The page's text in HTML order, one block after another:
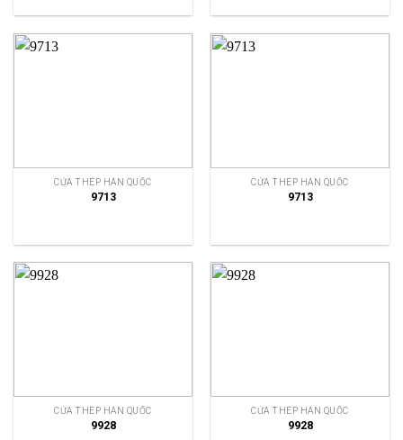
CỬA THÉP HÀN QUỐC
9713
CỬA THÉP HÀN QUỐC
9713
CỬA THÉP HÀN QUỐC
9928
CỬA THÉP HÀN QUỐC
9928